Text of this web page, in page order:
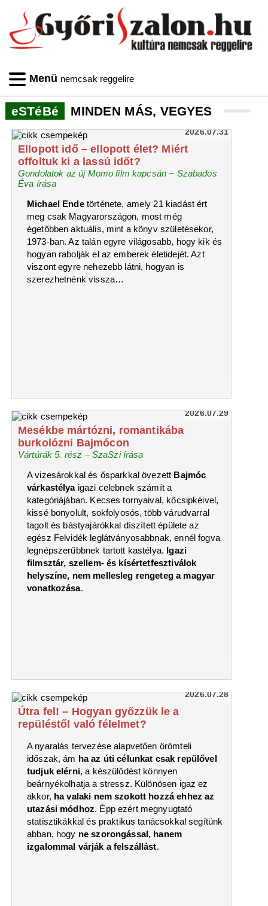
Menü nemcsak reggelire
eSTéBé MINDEN MÁS, VEGYES
2026.07.31
Ellopott idő – ellopott élet? Miért
offoltuk ki a lassú időt?
Gondolatok az új Momo film kapcsán − Szabados
Éva írása
Michael Endetörténete, amely 21 kiadást ért
meg csak Magyarországon, most még
égetőbben aktuális, mint a könyv születésekor,
1973-ban. Az talán egyre világosabb, hogy kik és
hogyan rabolják el az emberek életidejét. Azt
viszont egyre nehezebb látni, hogyan is
szerezhetnénk vissza…
2026.07.29
Mesékbe mártózni, romantikába
burkolózni Bajmócon
Vártúrák 5. rész – SzaSzi írása
A vizesárokkal és ősparkkal övezett Bajmóc
várkastélyaigazi celebnek számít a
kategóriájában. Kecses tornyaival, kőcsipkéivel,
kissé bonyolult, sokfolyosós, több várudvarral
tagolt és bástyajárókkal díszített épülete az
egész Felvidék leglátványosabbnak, ennél fogva
legnépszerűbbnek tartott kastélya. Igazi
filmsztár, szellem- és kísértetfesztiválok
helyszíne, nem mellesleg rengeteg a magyar
vonatkozása.
2026.07.28
Útra fel! – Hogyan győzzük le a
repüléstől való félelmet?
A nyaralás tervezése alapvetően örömteli
időszak, ám ha az úti célunkat csak repülővel
tudjuk elérni, a készülődést könnyen
beárnyékolhatja a stressz. Különösen igaz ez
akkor, ha valaki nem szokott hozzá ehhez az
utazási módhoz. Épp ezért megnyugtató
statisztikákkal és praktikus tanácsokkal segítünk
abban, hogy ne szorongással, hanem
izgalommal várják a felszállást.